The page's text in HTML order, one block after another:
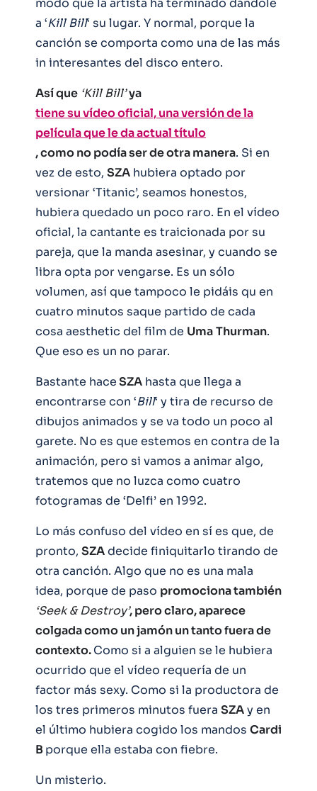
modo que la artista ha terminado dándole
a ‘Kill Bill‘ su lugar. Y normal, porque la
canción se comporta como una de las más
in interesantes del disco entero.
Así que ‘Kill Bill’ya
tiene su vídeo oficial, una versión de la
película que le da actual título
, como no podía ser de otra manera. Si en
vez de esto, SZA hubiera optado por
versionar ‘Titanic’, seamos honestos,
hubiera quedado un poco raro. En el vídeo
oficial, la cantante es traicionada por su
pareja, que la manda asesinar, y cuando se
libra opta por vengarse. Es un sólo
volumen, así que tampoco le pidáis qu en
cuatro minutos saque partido de cada
cosa aesthetic del film de UmaThurman.
Que eso es un no parar.
Bastante haceSZA hasta que llega a
encontrarse con ‘Bill‘ y tira de recurso de
dibujos animados y se va todo un poco al
garete. No es que estemos en contra de la
animación, pero si vamos a animar algo,
tratemos que no luzca como cuatro
fotogramas de ‘Delfi’ en 1992.
Lo más confuso del vídeo en sí es que, de
pronto, SZAdecide finiquitarlo tirando de
otra canción. Algo que no es una mala
idea, porque de paso promociona también
‘Seek & Destroy’, pero claro, aparece
colgada como un jamón un tanto fuera de
contexto.Como si a alguien se le hubiera
ocurrido que el vídeo requería de un
factor más sexy. Como si la productora de
los tres primeros minutos fuera SZAy en
el último hubiera cogido los mandos Cardi
Bporque ella estaba con fiebre.
Un misterio.